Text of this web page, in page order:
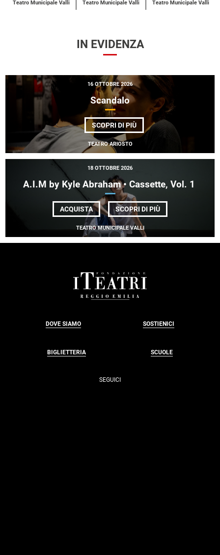
Teatro Municipale Valli Teatro Municipale Valli Teatro Municipale Valli
IN EVIDENZA
16 OTTOBRE 2026
Scandalo
SCOPRI DI PIÙDI
SCANDALO
TEATRO ARIOSTO
18 OTTOBRE 2026
A.I.M by Kyle Abraham • Cassette, Vol. 1
ACQUISTA SCOPRI DI PIÙDI
A.I.M
ABRAHAM
•
TEATRO MUNICIPALE VALLI
DOVE SIAMO SOSTIENICI
BIGLIETTERIA SCUOLE
SEGUICI